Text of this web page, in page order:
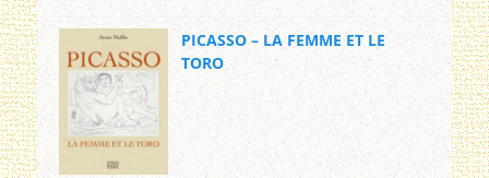
PICASSO – LA FEMME ET LE
TORO